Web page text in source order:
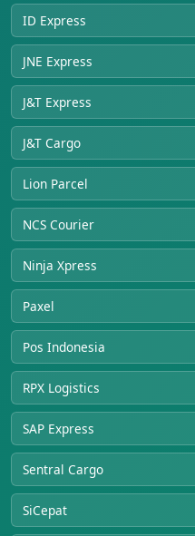
ID Express
JNE Express
J&T Express
J&T Cargo
Lion Parcel
NCS Courier
Ninja Xpress
Paxel
Pos Indonesia
RPX Logistics
SAP Express
Sentral Cargo
SiCepat